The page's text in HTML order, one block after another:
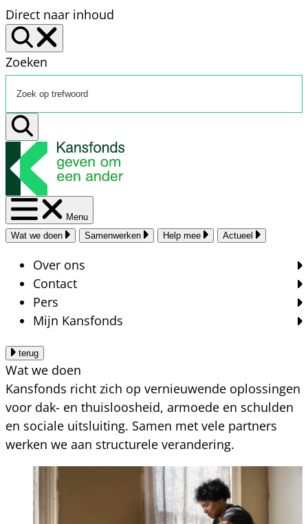
Direct naar inhoud
Zoeken
Menu
Wat we doen
Samenwerken Help mee Actueel
Over ons
Contact
Pers
Mijn Kansfonds
terug
Wat we doen
Kansfonds richt zich op vernieuwende oplossingen
voor dak- en thuisloosheid, armoede en schulden
en sociale uitsluiting. Samen met vele partners
werken we aan structurele verandering.